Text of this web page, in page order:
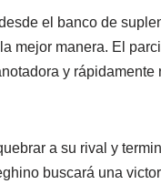
el banco de
mejor manera. El
y
a su rival y
buscará una